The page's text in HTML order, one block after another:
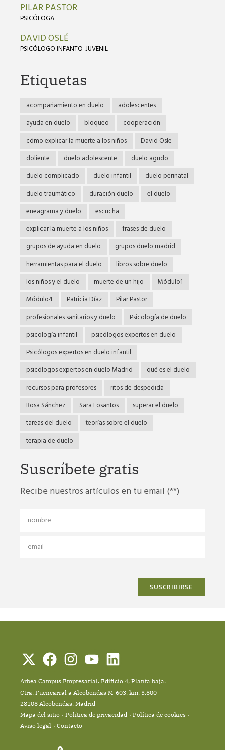
PILAR PASTOR
PSICÓLOGA
DAVID OSLÉ
PSICÓLOGO INFANTO-JUVENIL
Etiquetas
acompañamiento en duelo
adolescentes
ayuda en duelo
bloqueo
cooperación
cómo explicar la muerte a los niños
David Osle
doliente
duelo adolescente
duelo agudo
duelo complicado
duelo infantil
duelo perinatal
duelo traumático
duración duelo
el duelo
eneagrama y duelo
escucha
explicar la muerte a los niños
frases de duelo
grupos de ayuda en duelo
grupos duelo madrid
herramientas para el duelo
libros sobre duelo
los niños y el duelo
muerte de un hijo
Módulo1
Módulo4
Patricia Díaz
Pilar Pastor
profesionales sanitarios y duelo
Psicología de duelo
psicología infantil
psicólogos expertos en duelo
Psicólogos expertos en duelo infantil
psicólogos expertos en duelo Madrid
qué es el duelo
recursos para profesores
ritos de despedida
Rosa Sánchez
Sara Losantos
superar el duelo
tareas del duelo
teorías sobre el duelo
terapia de duelo
Suscríbete gratis
Recibe nuestros artículos en tu email (**)
Arbea Campus Empresarial. Edificio 4, Planta baja.
Ctra. Fuencarral a Alcobendas M-603, km. 3,800
28108 Alcobendas, Madrid
Mapa del sitio
Política de privacidad
Política de cookies
Aviso legal
Contacto